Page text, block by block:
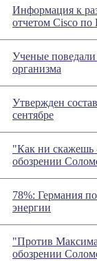
Информация к
отчетом Cisco
Ученые поведали
организма
Утвержден
сентябре
"Как ни скажешь
обозрении
78%: Германия
энергии
"Против
обозрении